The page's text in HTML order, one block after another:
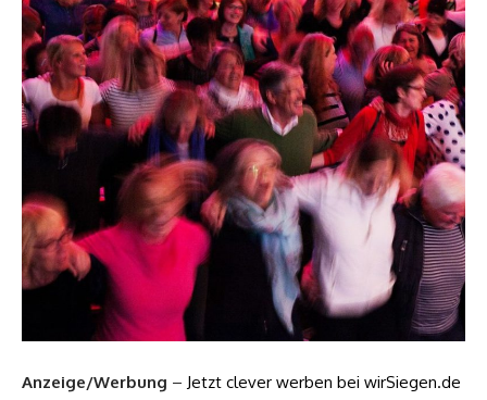
Anzeige/Werbung – Jetzt clever werben bei wirSiegen.de